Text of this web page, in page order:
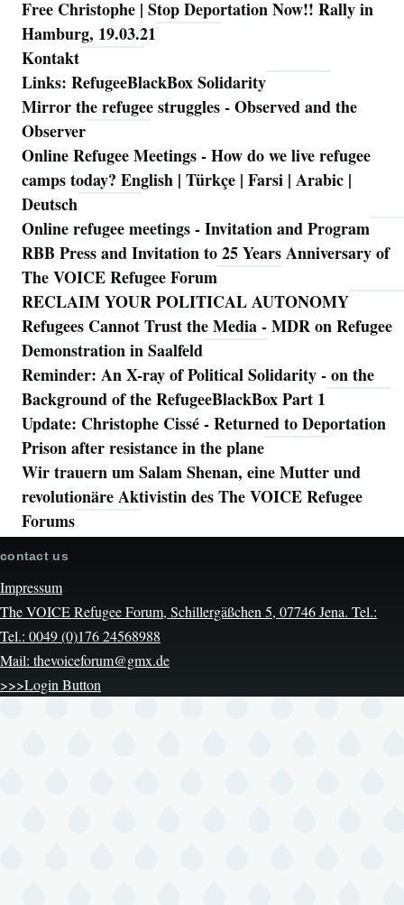
Free Christophe | Stop Deportation Now!! Rally in
Hamburg, 19.03.21
Kontakt
Links: RefugeeBlackBox Solidarity
Mirror the refugee struggles - Observed and the
Observer
Online Refugee Meetings - How do we live refugee
camps today? English | Türkçe | Farsi | Arabic |
Deutsch
Online refugee meetings - Invitation and Program
RBB Press and Invitation to 25 Years Anniversary of
The VOICE Refugee Forum
RECLAIM YOUR POLITICAL AUTONOMY
Refugees Cannot Trust the Media - MDR on Refugee
Demonstration in Saalfeld
Reminder: An X-ray of Political Solidarity - on the
Background of the RefugeeBlackBox Part 1
Update: Christophe Cissé - Returned to Deportation
Prison after resistance in the plane
Wir trauern um Salam Shenan, eine Mutter und
revolutionäre Aktivistin des The VOICE Refugee
Forums
contact us
Impressum
The VOICE Refugee Forum, Schillergäßchen 5, 07746 Jena. Tel.:
Tel.: 0049 (0)176 24568988
Mail: thevoiceforum@gmx.de
>>>Login Button